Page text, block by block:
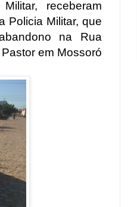
receberam
Policia Militar, que
na Rua
em Mossoró